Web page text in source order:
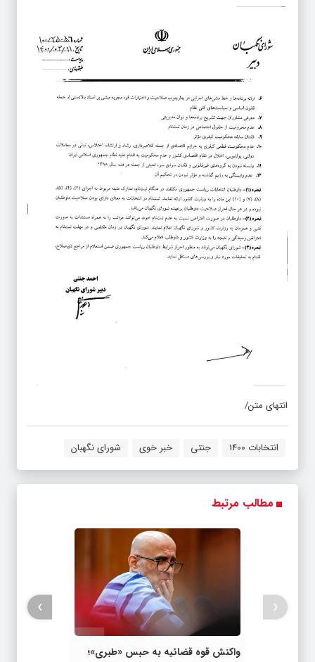
انتهای متن/
انتخابات 1400 جنتی خبر خوی شورای نگهبان
مطالب مرتبط
واکنش قوه قضائیه به حبس «طبری»؛
‹
›